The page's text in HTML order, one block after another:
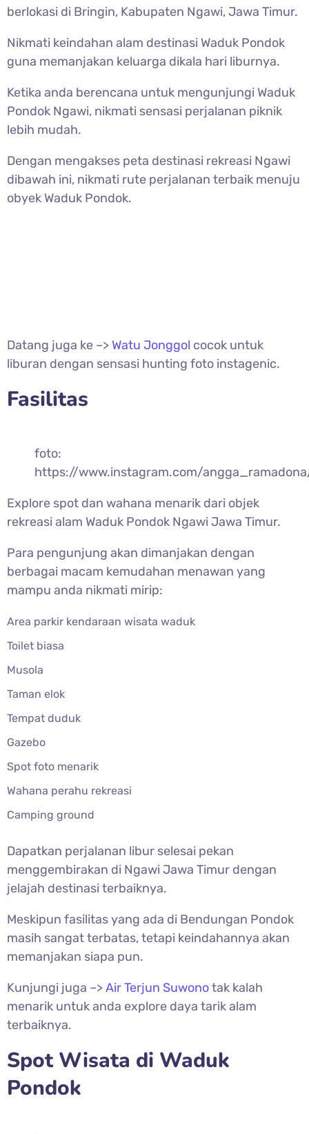
berlokasi di Bringin, Kabupaten Ngawi, Jawa Timur.
Nikmati keindahan alam destinasi Waduk Pondok
guna memanjakan keluarga dikala hari liburnya.
Ketika anda berencana untuk mengunjungi Waduk
Pondok Ngawi, nikmati sensasi perjalanan piknik
lebih mudah.
Dengan mengakses peta destinasi rekreasi Ngawi
dibawah ini, nikmati rute perjalanan terbaik menuju
obyek Waduk Pondok.
Datang juga ke –> Watu Jonggol cocok untuk
liburan dengan sensasi hunting foto instagenic.
Fasilitas
foto:
https://www.instagram.com/
Explore spot dan wahana menarik dari objek
rekreasi alam Waduk Pondok Ngawi Jawa Timur.
Para pengunjung akan dimanjakan dengan
berbagai macam kemudahan menawan yang
mampu anda nikmati mirip:
Area parkir kendaraan wisata waduk
Toilet biasa
Musola
Taman elok
Tempat duduk
Gazebo
Spot foto menarik
Wahana perahu rekreasi
Camping ground
Dapatkan perjalanan libur selesai pekan
menggembirakan di Ngawi Jawa Timur dengan
jelajah destinasi terbaiknya.
Meskipun fasilitas yang ada di Bendungan Pondok
masih sangat terbatas, tetapi keindahannya akan
memanjakan siapa pun.
Kunjungi juga –>Air Terjun Suwonotak kalah
menarik untuk anda explore daya tarik alam
terbaiknya.
Spot Wisata di Waduk
Pondok